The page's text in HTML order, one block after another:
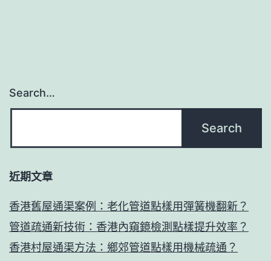
Search…
近期文章
香港舊屋通渠案例：老化管道點樣用彈簧機翻新？
管道疏通新技術：香港內窺鏡檢測點樣提升效率？
香港村屋通渠方法：鄉郊管道點樣用機械疏通？